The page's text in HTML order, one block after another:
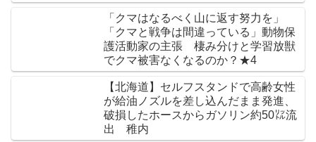
「クマはなるべく山に返す努力を」
「クマと戦争は間違っている」動物保
護活動家の主張 棲み分けと学習放獣
でクマ被害なくなるのか？★4
【北海道】セルフスタンドで高齢女性
が給油ノズルを差し込んだまま発進、
破損したホースからガソリン約50㍑流
出 稚内